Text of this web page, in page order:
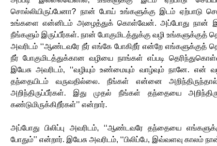
சொல்லியிருப்பேனா? நான் போய் உங்களுக்கு இடம் ஏற்பாடு
உங்களை என்னிடம் அழைத்துக் கொள்வேன். அப்போது நான்
நீங்களும் இருப்பீர்கள். நான் போகுமிடத்துக்கு வழி உங்களுக்குத்
அவரிடம் ‘‘ஆண்டவரே நீர் எங்கே போகிறீர் என்றே எங்களுக்குத்
நீர் போகுமிடத்துக்கான வழியை நாங்கள் எப்படி
இயேசு அவரிடம், ‘‘வழியும் உண்மையும் வாழ்வும் நானே. என்
தந்தையிடம் வருவதில்லை. நீங்கள் என்னை
அறிந்திருப்பீர்கள். இது முதல் நீங்கள் தந்தையை
கண்டுமிருக்கிறீர்கள்’’ என்றார்.
அப்போது பிலிப்பு அவரிடம், ‘‘ஆண்டவரே தந்தையை
போதும்’’ என்றார். இயேசு அவரிடம், ‘‘பிலிப்பே, இவ்வளவு காலம்